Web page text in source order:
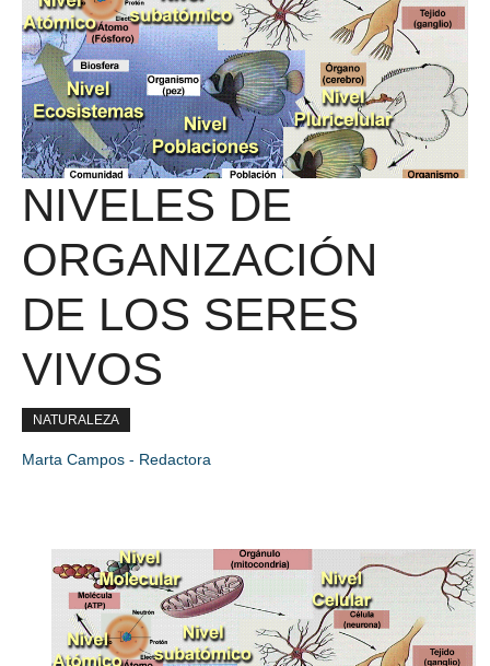
NIVELES DE
ORGANIZACIÓN
DE LOS SERES
VIVOS
NATURALEZA
Marta Campos - Redactora